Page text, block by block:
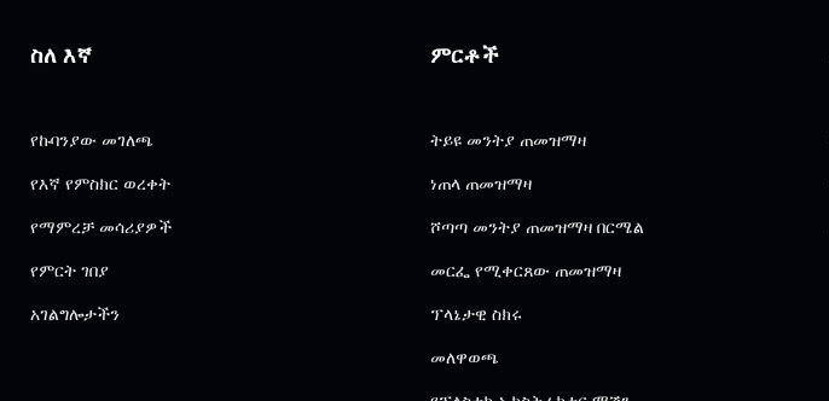
ስለ እኛ
የኩባንያው መገለጫ
የእኛ የምስክር ወረቀት
የማምረቻ መሳሪያዎች
የምርት ገበያ
አገልግሎታችን
ምርቶች
ትይዩ መንትያ ጠመዝማዛ
ነጠላ ጠመዝማዛ
ሾጣጣ መንትያ ጠመዝማዛ በርሜል
መርፌ የሚቀርጸው ጠመዝማዛ
ፕላኔታዊ ስክሩ
መለዋወጫ